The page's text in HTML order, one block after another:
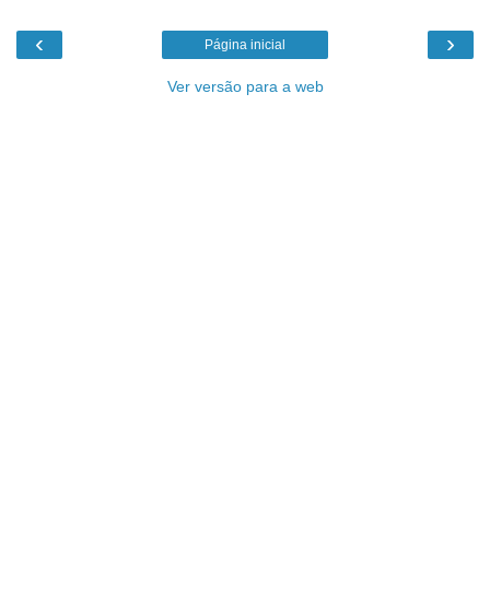
‹ ›
Página inicial
Ver versão para a web